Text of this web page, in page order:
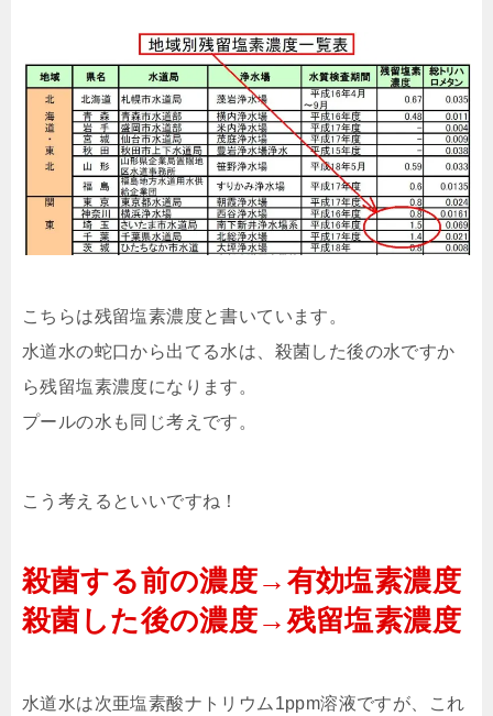
こちらは残留塩素濃度と書いています。
水道水の蛇口から出てる水は、殺菌した後の水ですか
ら残留塩素濃度になります。
プールの水も同じ考えです。
こう考えるといいですね！
殺菌する前の濃度→有効塩素濃度
殺菌した後の濃度→残留塩素濃度
水道水は次亜塩素酸ナトリウム1ppm溶液ですが、これ